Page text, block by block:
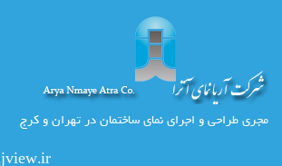
مجری طراحی و اجرای نمای ساختمان در تهران و کرج